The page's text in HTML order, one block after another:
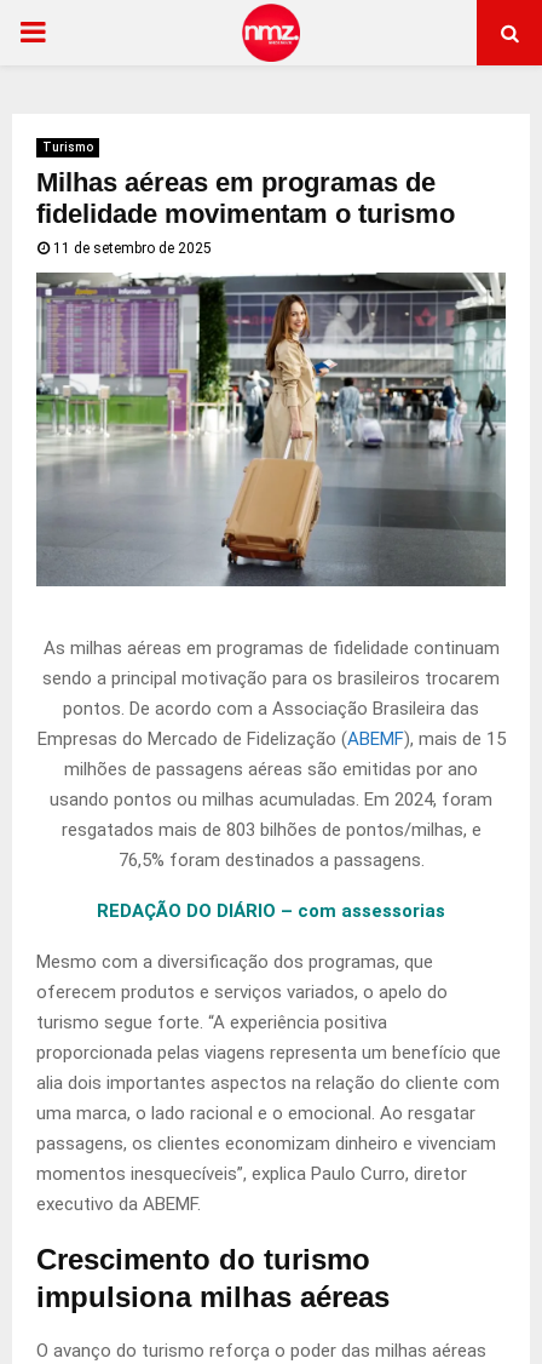
PRIMARY
Turismo
Milhas aéreas em programas de
fidelidade movimentam o turismo
11 de setembro de 2025
As milhas aéreas em programas de fidelidade continuam
sendo a principal motivação para os brasileiros trocarem
pontos. De acordo com a Associação Brasileira das
Empresas do Mercado de Fidelização (ABEMF), mais de 15
milhões de passagens aéreas são emitidas por ano
usando pontos ou milhas acumuladas. Em 2024, foram
resgatados mais de 803 bilhões de pontos/milhas, e
76,5% foram destinados a passagens.
REDAÇÃO DO DIÁRIO – com assessorias
Mesmo com a diversificação dos programas, que
oferecem produtos e serviços variados, o apelo do
turismo segue forte. “A experiência positiva
proporcionada pelas viagens representa um benefício que
alia dois importantes aspectos na relação do cliente com
uma marca, o lado racional e o emocional. Ao resgatar
passagens, os clientes economizam dinheiro e vivenciam
momentos inesquecíveis”, explica Paulo Curro, diretor
executivo da ABEMF.
Crescimento do turismo
impulsiona milhas aéreas
O avanço do turismo reforça o poder das milhas aéreas